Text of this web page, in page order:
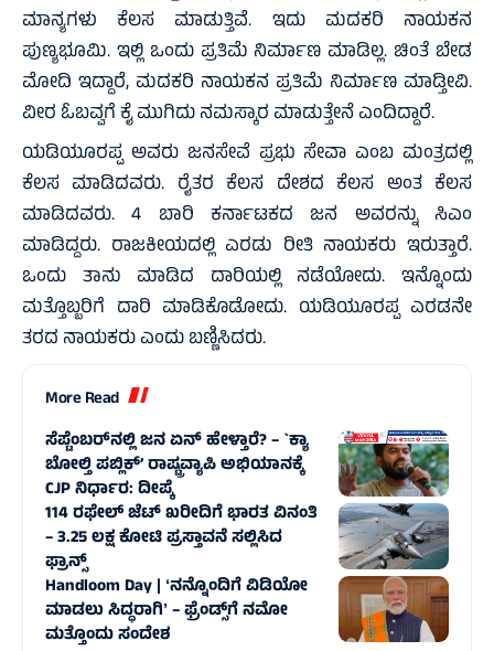
ಮಾನ್ಯಗಳು ಕೆಲಸ ಮಾಡುತ್ತಿವೆ. ಇದು ಮದಕರಿ ನಾಯಕನ
ಪುಣ್ಯಭೂಮಿ. ಇಲ್ಲಿ ಒಂದು ಪ್ರತಿಮೆ ನಿರ್ಮಾಣ ಮಾಡಿಲ್ಲ. ಚಿಂತೆ ಬೇಡ
ಮೋದಿ ಇದ್ದಾರೆ, ಮದಕರಿ ನಾಯಕನ ಪ್ರತಿಮೆ ನಿರ್ಮಾಣ ಮಾಡ್ತೀವಿ.
ವೀರ ಓಬವ್ವಗೆ ಕೈ ಮುಗಿದು ನಮಸ್ಕಾರ ಮಾಡುತ್ತೇನೆ ಎಂದಿದ್ದಾರೆ.
ಯಡಿಯೂರಪ್ಪ ಅವರು ಜನಸೇವೆ ಪ್ರಭು ಸೇವಾ ಎಂಬ ಮಂತ್ರದಲ್ಲಿ
ಕೆಲಸ ಮಾಡಿದವರು. ರೈತರ ಕೆಲಸ ದೇಶದ ಕೆಲಸ ಅಂತ ಕೆಲಸ
ಮಾಡಿದವರು. 4 ಬಾರಿ ಕರ್ನಾಟಕದ ಜನ ಅವರನ್ನು ಸಿಎಂ
ಮಾಡಿದ್ದರು. ರಾಜಕೀಯದಲ್ಲಿ ಎರಡು ರೀತಿ ನಾಯಕರು ಇರುತ್ತಾರೆ.
ಒಂದು ತಾನು ಮಾಡಿದ ದಾರಿಯಲ್ಲಿ ನಡೆಯೋದು. ಇನ್ನೊಂದು
ಮತ್ತೊಬ್ಬರಿಗೆ ದಾರಿ ಮಾಡಿಕೊಡೋದು. ಯಡಿಯೂರಪ್ಪ ಎರಡನೇ
ತರದ ನಾಯಕರು ಎಂದು ಬಣ್ಣಿಸಿದರು.
More Read
ಸೆಪ್ಟೆಂಬರ್‌ನಲ್ಲಿ ಜನ ಏನ್‌ ಹೇಳ್ತಾರೆ? – `ಕ್ಯಾ
ಬೋಲ್ತಿ ಪಬ್ಲಿಕ್’ ರಾಷ್ಟ್ರವ್ಯಾಪಿ ಅಭಿಯಾನಕ್ಕೆ
CJP ನಿರ್ಧಾರ: ದೀಪ್ಕೆ
114 ರಫೇಲ್ ಜೆಟ್‌ ಖರೀದಿಗೆ ಭಾರತ ವಿನಂತಿ
– 3.25 ಲಕ್ಷ ಕೋಟಿ ಪ್ರಸ್ತಾವನೆ ಸಲ್ಲಿಸಿದ
ಫ್ರಾನ್ಸ್‌
Handloom Day | ʻನನ್ನೊಂದಿಗೆ ವಿಡಿಯೋ
ಮಾಡಲು ಸಿದ್ಧರಾಗಿʼ – ಫ್ರೆಂಡ್ಸ್‌ಗೆ ನಮೋ
ಮತ್ತೊಂದು ಸಂದೇಶ